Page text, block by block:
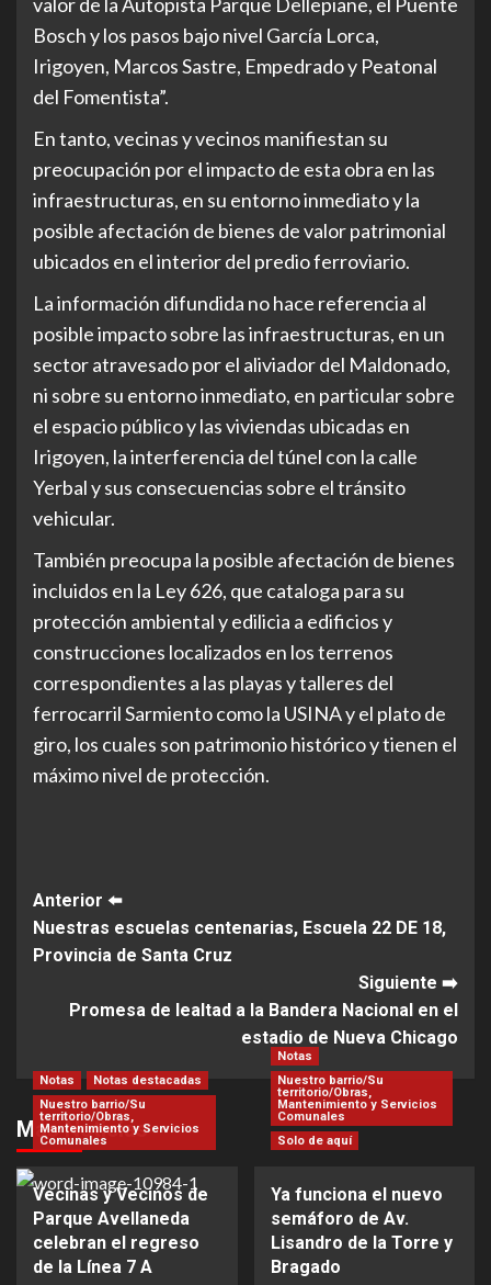
Bosch y los pasos bajo nivel García Lorca,
Irigoyen, Marcos Sastre, Empedrado y Peatonal
del Fomentista”.
En tanto, vecinas y vecinos manifiestan su
preocupación por el impacto de esta obra en las
infraestructuras, en su entorno inmediato y la
posible afectación de bienes de valor patrimonial
ubicados en el interior del predio ferroviario.
La información difundida no hace referencia al
posible impacto sobre las infraestructuras, en un
sector atravesado por el aliviador del Maldonado,
ni sobre su entorno inmediato, en particular sobre
el espacio público y las viviendas ubicadas en
Irigoyen, la interferencia del túnel con la calle
Yerbal y sus consecuencias sobre el tránsito
vehicular.
También preocupa la posible afectación de bienes
incluidos en la Ley 626, que cataloga para su
protección ambiental y edilicia a edificios y
construcciones localizados en los terrenos
correspondientes a las playas y talleres del
ferrocarril Sarmiento como la USINA y el plato de
giro, los cuales son patrimonio histórico y tienen el
máximo nivel de protección.
Post
Navigation
Anterior ⬅️
Nuestras escuelas centenarias, Escuela 22 DE 18,
Provincia de Santa Cruz
Siguiente ➡️
Promesa de lealtad a la Bandera Nacional en el
estadio de Nueva Chicago
Más Noticias
Notas
Notas destacadas
Nuestro barrio/Su
territorio/Obras,
Mantenimiento y Servicios
Comunales
Vecinas y Vecinos de
Parque Avellaneda
celebran el regreso
de la Línea 7 A
Notas
Nuestro barrio/Su
territorio/Obras,
Mantenimiento y Servicios
Comunales
Solo de aquí
Ya funciona el nuevo
semáforo de Av.
Lisandro de la Torre y
Bragado